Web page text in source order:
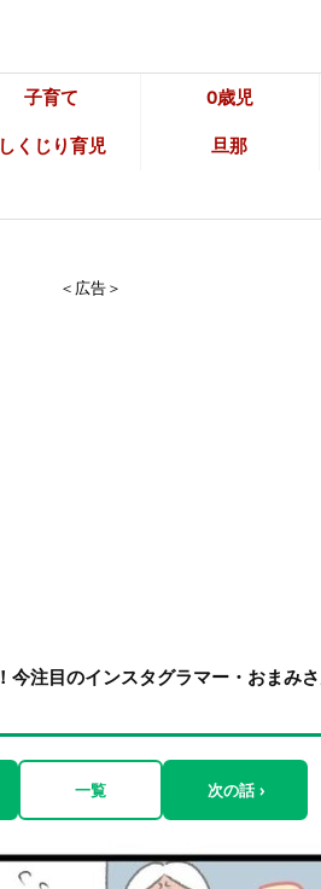
子育て 0歳児
しくじり育児 旦那
＜広告＞
今注目のインスタグラマー・おまみ
一覧 次の話 ›